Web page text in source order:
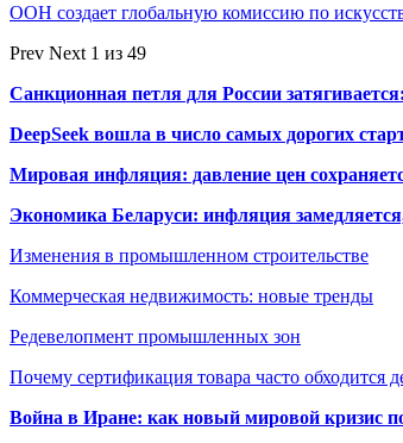
ООН создает глобальную комиссию по
Prev Next 1 из 49
Санкционная петля для России
DeepSeek вошла в число самых дорогих
Мировая инфляция: давление цен
Экономика Беларуси: инфляция
Изменения в промышленном строительстве
Коммерческая недвижимость: новые тренды
Редевелопмент промышленных зон
Почему сертификация товара часто обходится
Война в Иране: как новый мировой кризис